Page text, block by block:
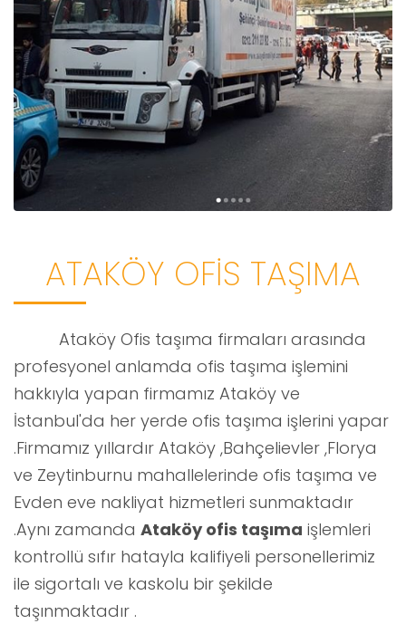
ATAKÖY OFİS TAŞIMA
Ataköy Ofis taşıma firmaları arasında
profesyonel anlamda ofis taşıma işlemini
hakkıyla yapan firmamız Ataköy ve
İstanbul'da her yerde ofis taşıma işlerini yapar
.Firmamız yıllardır Ataköy ,Bahçelievler ,Florya
ve Zeytinburnu mahallelerinde ofis taşıma ve
Evden eve nakliyat hizmetleri sunmaktadır
.Aynı zamanda Ataköy ofis taşıma işlemleri
kontrollü sıfır hatayla kalifiyeli personellerimiz
ile sigortalı ve kaskolu bir şekilde
taşınmaktadır .